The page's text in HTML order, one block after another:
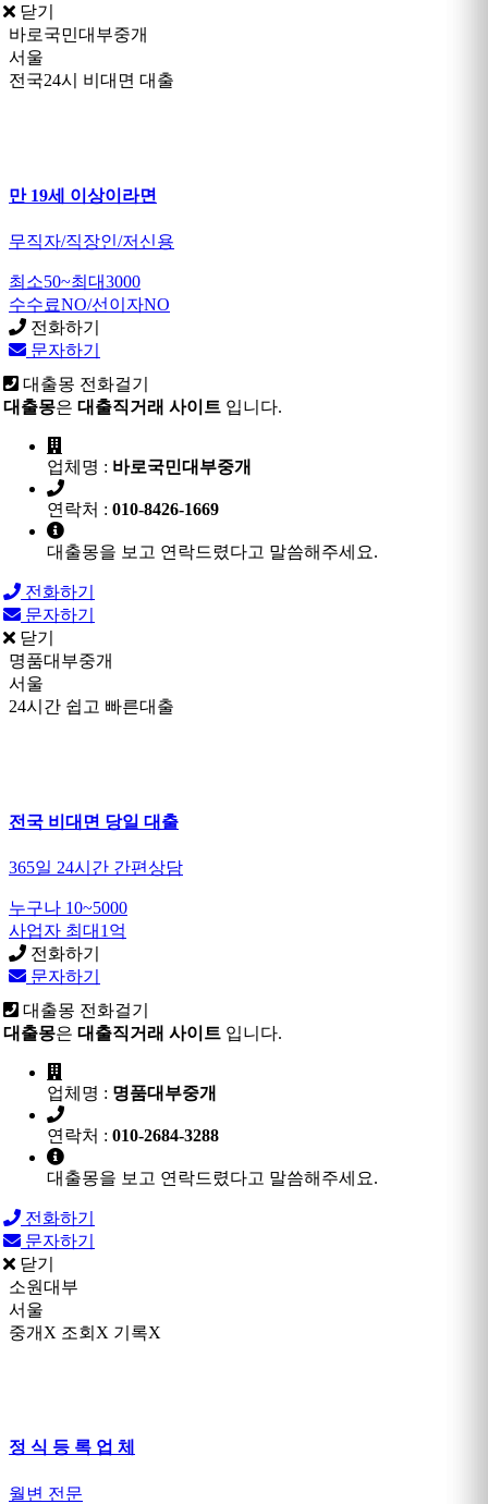
닫기
바로국민대부중개
서울
전국24시 비대면 대출
만 19세 이상이라면
무직자/직장인/저신용
최소50~최대3000
수수료NO/선이자NO
전화하기
문자하기
대출몽 전화걸기
대출몽은 대출직거래 사이트 입니다.
업체명 : 바로국민대부중개
연락처 : 010-8426-1669
대출몽을 보고 연락드렸다고 말씀해주세요.
전화하기
문자하기
닫기
명품대부중개
서울
24시간 쉽고 빠른대출
전국 비대면 당일 대출
365일 24시간 간편상담
누구나 10~5000
사업자 최대1억
전화하기
문자하기
대출몽 전화걸기
대출몽은 대출직거래 사이트 입니다.
업체명 : 명품대부중개
연락처 : 010-2684-3288
대출몽을 보고 연락드렸다고 말씀해주세요.
전화하기
문자하기
닫기
소원대부
서울
중개X 조회X 기록X
정 식 등 록 업 체
월변 전문